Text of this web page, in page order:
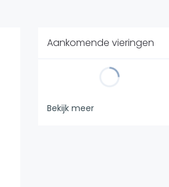
Aankomende vieringen
Bekijk meer